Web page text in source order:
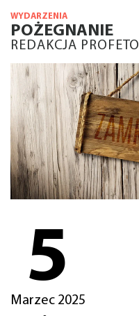
WYDARZENIA
POŻEGNANIE
REDAKCJA PROFETO
5
Marzec 2025